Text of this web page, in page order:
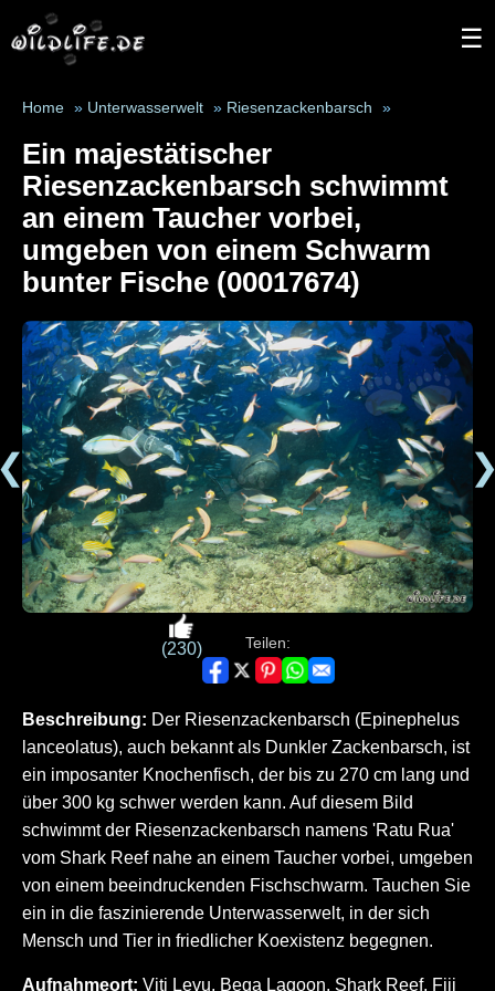
☰
Home » Unterwasserwelt » Riesenzackenbarsch »
Ein majestätischer
Riesenzackenbarsch schwimmt
an einem Taucher vorbei,
umgeben von einem Schwarm
bunter Fische (00017674)
(230) Teilen:
Beschreibung: Der Riesenzackenbarsch (Epinephelus
lanceolatus), auch bekannt als Dunkler Zackenbarsch, ist
ein imposanter Knochenfisch, der bis zu 270 cm lang und
über 300 kg schwer werden kann. Auf diesem Bild
schwimmt der Riesenzackenbarsch namens 'Ratu Rua'
vom Shark Reef nahe an einem Taucher vorbei, umgeben
von einem beeindruckenden Fischschwarm. Tauchen Sie
ein in die faszinierende Unterwasserwelt, in der sich
Mensch und Tier in friedlicher Koexistenz begegnen.
Aufnahmeort: Viti Levu, Beqa Lagoon, Shark Reef, Fiji